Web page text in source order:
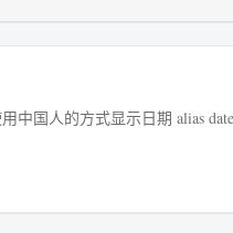
国人的方式显示日期 alias